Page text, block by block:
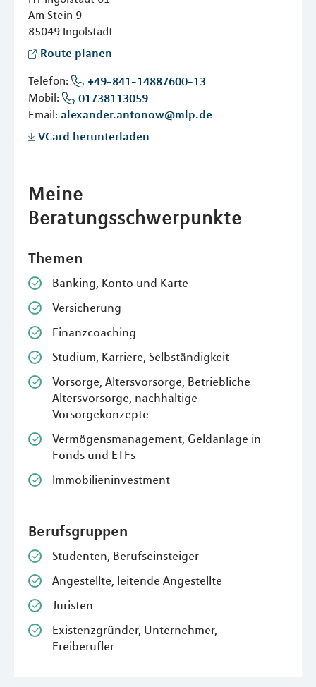
Am Stein 9
85049 Ingolstadt
Route planen
Telefon:
+49-841-14887600-13
Mobil:
01738113059
Email: alexander.antonow@mlp.de
VCard herunterladen
Meine
Beratungsschwerpunkte
Themen
Banking, Konto und Karte
Versicherung
Finanzcoaching
Studium, Karriere, Selbständigkeit
Vorsorge, Altersvorsorge, Betriebliche
Altersvorsorge, nachhaltige
Vorsorgekonzepte
Vermögensmanagement, Geldanlage in
Fonds und ETFs
Immobilieninvestment
Berufsgruppen
Studenten, Berufseinsteiger
Angestellte, leitende Angestellte
Juristen
Existenzgründer, Unternehmer,
Freiberufler